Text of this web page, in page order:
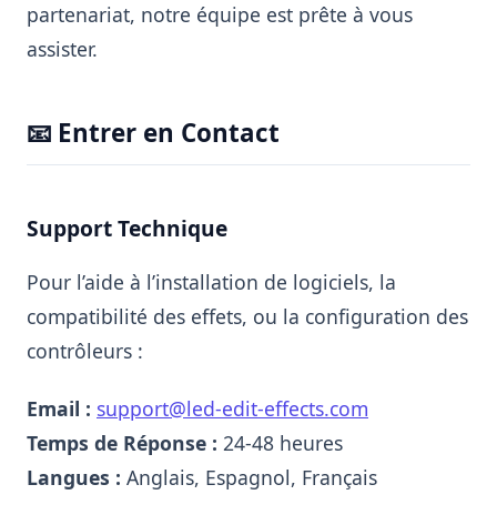
partenariat, notre équipe est prête à vous
assister.
📧 Entrer en Contact
Support Technique
Pour l’aide à l’installation de logiciels, la
compatibilité des effets, ou la configuration des
contrôleurs :
Email : support@led-edit-effects.com
Temps de Réponse : 24-48 heures
Langues : Anglais, Espagnol, Français